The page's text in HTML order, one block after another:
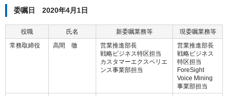
委嘱日 2020年4月1日
役職 氏名 新委嘱業務等
現委嘱業務等
常務取締役
高間 徹
営業推進部長
戦略ビジネス特区担当
カスタマーエクスペリエ
ンス事業部担当
営業推進部長
戦略ビジネス
特区担当
ForeSight
Voice Mining
事業部担当